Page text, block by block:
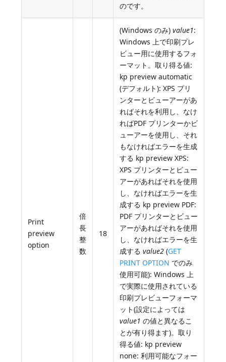
のです。
Print
preview
option
倍
長
整
数
18
(Windows のみ)value1:
Windows 上で印刷プレ
ビュー用に使用するフォ
ーマット。取り得る値:
kp preview automatic
(デフォルト): XPS プリ
ンターとビューアーがあ
ればそれを利用し、なけ
ればPDF プリンターかビ
ューアーを使用し、それ
もなければエラーを生成
する kp preview XPS:
XPS プリンターとビュー
アーがあればそれを使用
し、なければエラーを生
成する kp preview PDF:
PDF プリンターとビュー
アーがあればそれを使用
し、なければエラーを生
成するvalue2 (GET
PRINT OPTION でのみ
使用可能): Windows 上
で実際に使用されている
印刷プレビューフォーマ
ット(設定によっては
value1 の値と異なるこ
とが有り得ます)。取り
得る値: kp preview
none: 利用可能なフォー